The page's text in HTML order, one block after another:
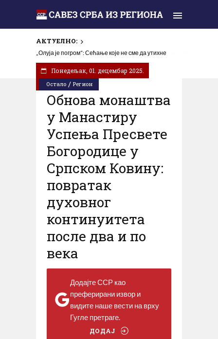
АКТУЕЛНО:
„Олуја је погром“: Сећање које не сме да утихне
Остало / Регион
Понедељак, 01. децембар 2025.
Обнова монаштва
у Манастиру
Успења Пресвете
Богородице у
Српском Ковину:
повратак
духовног
континуитета
после два и по
века
Додајте ССР као
преферирани извор и
видите наше вести на врху
Гугле претраге.
ДОДАЈ